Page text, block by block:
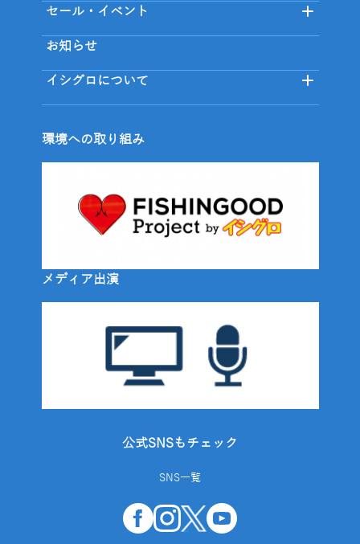
セール・イベント
お知らせ
イシグロについて
環境への取り組み
メディア出演
公式SNSもチェック
SNS一覧